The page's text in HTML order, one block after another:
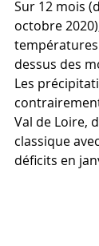
Sur 12 mois
octobre
températures
dessus des
Les
Val de Loire,
classique
déficits en